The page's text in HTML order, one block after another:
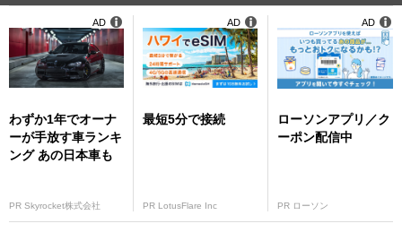
わずか1年でオーナ
ーが手放す車ランキ
ング あの日本車も
PR Skyrocket株式会社
AD
最短5分で接続
PR LotusFlare Inc
AD
ローソンアプリ／ク
ーポン配信中
PR ローソン
AD